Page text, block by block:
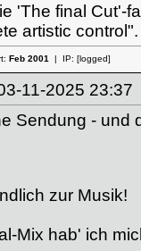
'The final Cut'-
artistic
Feb 2001| IP: [logged]
11-2025
Sendung - und
zur Musik!
Mix hab' ich